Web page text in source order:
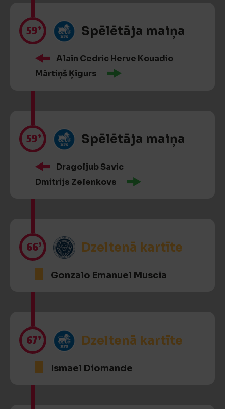
59’ Spēlētāja maiņa
Alain Cedric Herve Kouadio
Mārtiņš Ķigurs
59’ Spēlētāja maiņa
Dragoljub Savic
Dmitrijs Zelenkovs
66’ Dzeltenā kartīte
Gonzalo Emanuel Muscia
67’ Dzeltenā kartīte
Ismael Diomande